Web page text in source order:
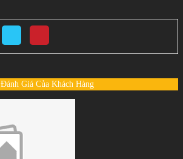
Đánh Giá Của Khách Hàng